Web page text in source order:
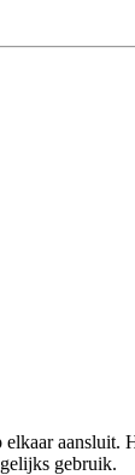
aansluit.
gebruik.